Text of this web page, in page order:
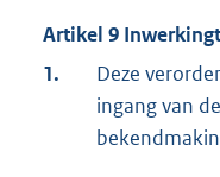
Artikel 9
1.
Deze
ingang van